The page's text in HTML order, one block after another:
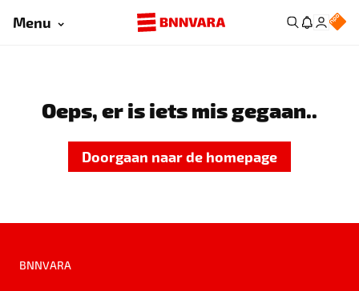
Menu
Oeps, er is iets mis gegaan..
Doorgaan naar de homepage
BNNVARA